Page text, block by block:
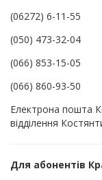
(06272) 6-11-55
(050) 473-32-04
(066) 853-15-05
(066) 860-93-50
Електрона пошта
відділення
Для абонентів